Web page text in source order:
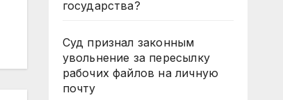
государства?
Суд признал законным
увольнение за пересылку
рабочих файлов на личную
почту